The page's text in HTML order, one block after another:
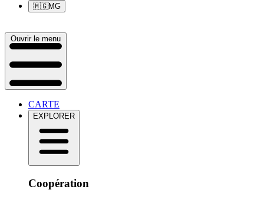
🇲🇬MG
Ouvrir le menu
CARTE
EXPLORER
Coopération